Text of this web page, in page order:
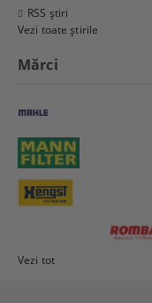
RSS știri
Vezi toate știrile
Mărci
Vezi tot